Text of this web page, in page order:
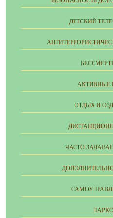
ДЕТСКИЙ
АКТИВНЫЕ
ОТДЫХ И
ЧАСТО